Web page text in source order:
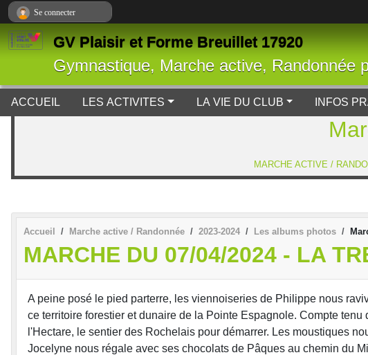
GV Plaisir et Forme Breuillet 17920
Gymnastique, Marche active, Randonnée
ACCUEIL LES ACTIVITES LA VIE DU CLUB INFOS
MARCHE ACTIVE /
Accueil Marche active / Randonnée 2023-2024 Les albums photos
MARCHE DU 07/04/2024 - LA
A peine posé le pied parterre, les viennoiseries de Philippe nous
ce territoire forestier et dunaire de la Pointe Espagnole. Compte
l'Hectare, le sentier des Rochelais pour démarrer. Les moustiques
Jocelyne nous régale avec ses chocolats de Pâques au chemin du
Se connecter
Panneau de gestion des cookies